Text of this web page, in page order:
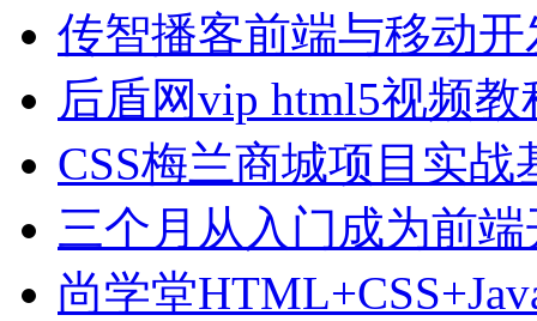
传智播客前端与移动
后盾网vip html5视频
CSS梅兰商城项目实战
三个月从入门成为前
尚学堂